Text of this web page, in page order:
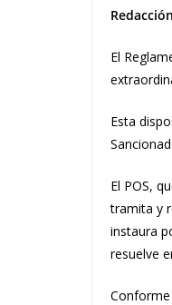
El
Esta
El POS,
tramita y
instaura
resuelve